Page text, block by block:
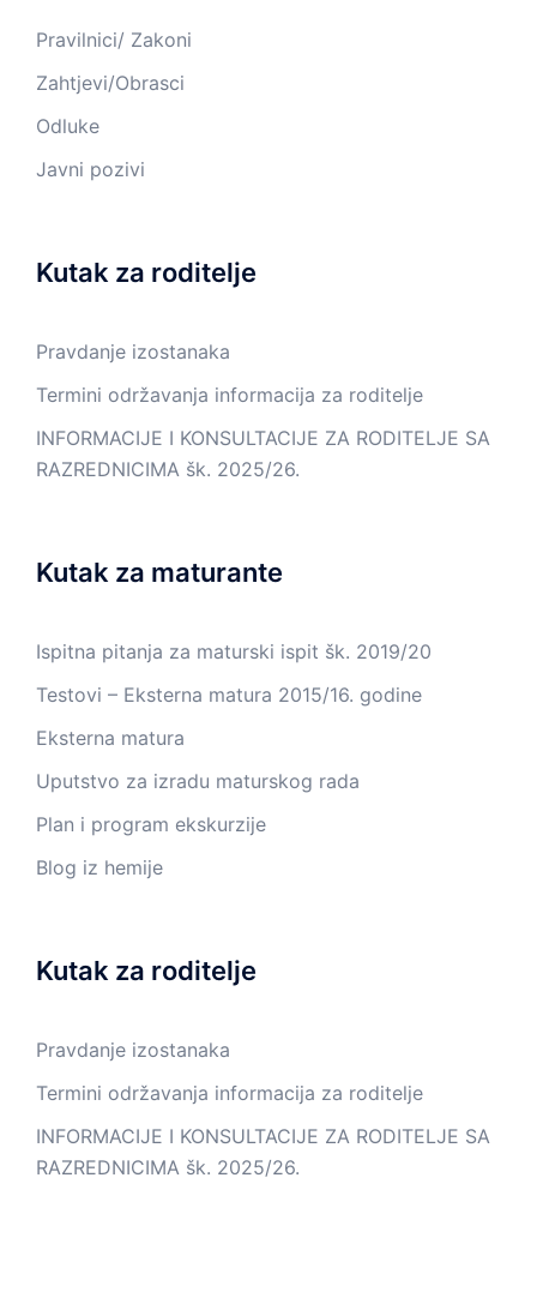
Pravilnici/ Zakoni
Zahtjevi/Obrasci
Odluke
Javni pozivi
Kutak za roditelje
Pravdanje izostanaka
Termini održavanja informacija za roditelje
INFORMACIJE I KONSULTACIJE ZA RODITELJE SA
RAZREDNICIMA šk. 2025/26.
Kutak za maturante
Ispitna pitanja za maturski ispit šk. 2019/20
Testovi – Eksterna matura 2015/16. godine
Eksterna matura
Uputstvo za izradu maturskog rada
Plan i program ekskurzije
Blog iz hemije
Kutak za roditelje
Pravdanje izostanaka
Termini održavanja informacija za roditelje
INFORMACIJE I KONSULTACIJE ZA RODITELJE SA
RAZREDNICIMA šk. 2025/26.